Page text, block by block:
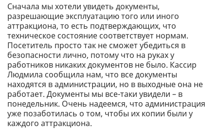
Сначала мы хотели увидеть документы,
разрешающие эксплуатацию того или иного
аттракциона, то есть подтверждающих, что
техническое состояние соответствует нормам.
Посетитель просто так не сможет убедиться в
безопасности лично, потому что на руках у
работников никаких документов не было. Кассир
Людмила сообщила нам, что все документы
находятся в администрации, но в выходные она не
работает. Документы мы все-таки увидели – в
понедельник. Очень надеемся, что администрация
уже позаботилась о том, чтобы их копии были у
каждого аттракциона.